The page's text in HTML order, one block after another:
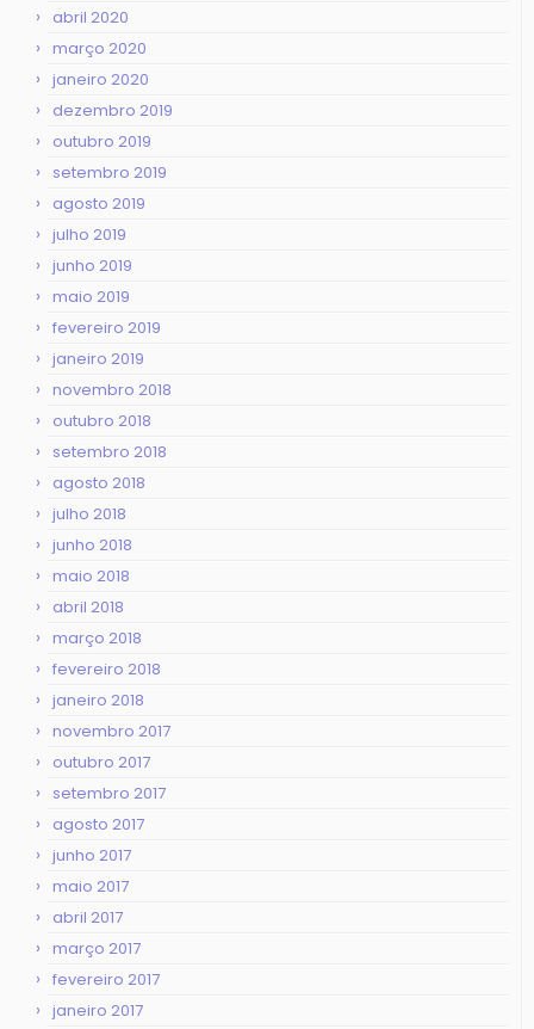
abril 2020
março 2020
janeiro 2020
dezembro 2019
outubro 2019
setembro 2019
agosto 2019
julho 2019
junho 2019
maio 2019
fevereiro 2019
janeiro 2019
novembro 2018
outubro 2018
setembro 2018
agosto 2018
julho 2018
junho 2018
maio 2018
abril 2018
março 2018
fevereiro 2018
janeiro 2018
novembro 2017
outubro 2017
setembro 2017
agosto 2017
junho 2017
maio 2017
abril 2017
março 2017
fevereiro 2017
janeiro 2017